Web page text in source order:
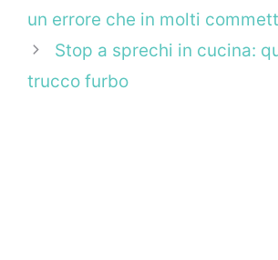
un errore che in molti
Stop a sprechi in cucina:
trucco furbo